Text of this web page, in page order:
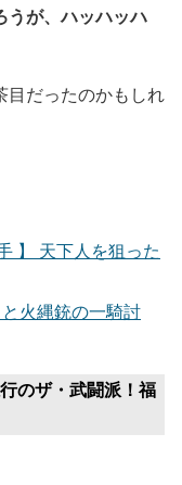
うが、ハッハッハ
目だったのかもしれ
】 天下人を狙った
と火縄銃の一騎討
のザ・武闘派！福